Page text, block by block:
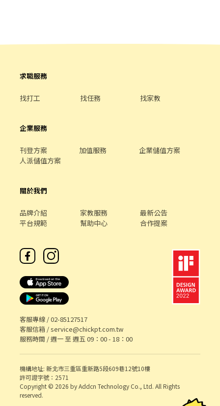
（條件依照廠區公告）
08:00－17:00 💲200／H 約 $35,200 🌙 晚班｜18:00－03:00
════════════════════════ 🏢 工作內容
點 📌 桃1廠｜大園區建國路 📌 桃5廠｜觀音區寶倉街
便 🚌 🚍 日班／晚班皆有交通車 🆓 免費接駁｜多站點｜站站可上 👉
詳細路線：https://pse.is/82xgds 匯款帳戶：永豐銀行 資金上若有
立即預約面試 ✨ 想了解更多、直接報名都可以👇
方帳號：@zue6898d 🔹 加入後留言：「姓名＋電話＋截圖應徵的
職缺」 或▶️點我加好友：https://lin.ee/hM3DrLL
正機會 - ✉ 快速應徵連結：https://lin.ee/HNelm1U (截圖此篇內文
更快速)
求職服務
找打工 找任務 找家教
企業服務
刊登方案 加值服務
企業儲值方案
人派儲值方案
關於我們
品牌介紹 家教服務
最新公告
平台規範
幫助中心 合作提案
客服專線 /02-85127517
客服信箱 /service@chickpt.com.tw
服務時間 / 週一 至 週五 09：00 - 18：00
機構地址: 新北市三重區重新路5段609巷12號10樓
許可證字號：2571
Copyright © 2026 by Addcn Technology Co., Ltd. All Rights
reserved.